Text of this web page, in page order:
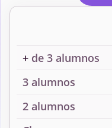
+ de 3 alumnos
3 alumnos
2 alumnos